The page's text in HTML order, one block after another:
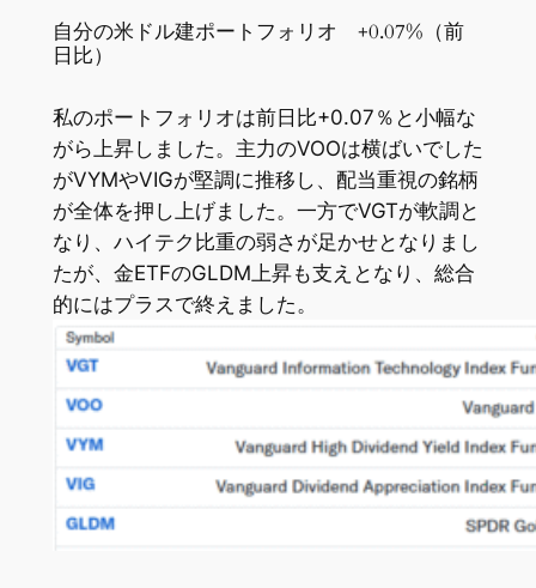
自分の米ドル建ポートフォリオ +0.07%（前
日比）
私のポートフォリオは前日比+0.07％と小幅な
がら上昇しました。主力のVOOは横ばいでした
がVYMやVIGが堅調に推移し、配当重視の銘柄
が全体を押し上げました。一方でVGTが軟調と
なり、ハイテク比重の弱さが足かせとなりまし
たが、金ETFのGLDM上昇も支えとなり、総合
的にはプラスで終えました。